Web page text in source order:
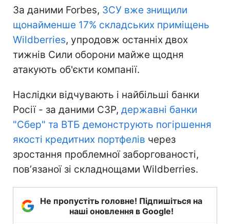
За даними Forbes, ЗСУ вже знищили
щонайменше 17% складських приміщень
Wildberries, упродовж останніх двох
тижнів Сили оборони майже щодня
атакують об'єкти компанії.
Наслідки відчувають і найбільші банки
Росії - за даними СЗР, державні банки
"Сбер" та ВТБ демонструють погіршення
якості кредитних портфелів через
зростання проблемної заборгованості,
повʼязаної зі складнощами Wildberries.
Не пропустіть головне! Підпишіться на
наші оновлення в Google!